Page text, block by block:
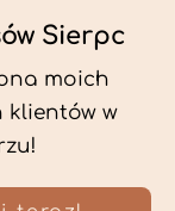
Sierpc
moich
klientów w